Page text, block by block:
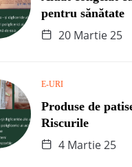
pentru sănătate
20 Martie 25
E-URI
Produse de
Riscurile
4 Martie 25